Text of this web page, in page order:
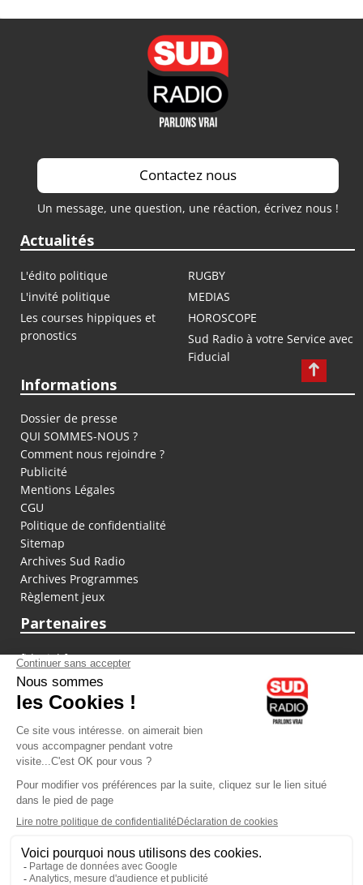
Contactez nous
Un message, une question, une réaction, écrivez nous !
Actualités
L'édito politique
RUGBY
L'invité politique
MEDIAS
Les courses hippiques et
pronostics
HOROSCOPE
Sud Radio à votre Service avec
Fiducial
Informations
Dossier de presse
QUI SOMMES-NOUS ?
Comment nous rejoindre ?
Publicité
Mentions Légales
CGU
Politique de confidentialité
Sitemap
Archives Sud Radio
Archives Programmes
Règlement jeux
Partenaires
fiducial.fr
lyoncapitale.fr
olympique-et-lyonnais.com
L'application Iphone / Android
Téléchargez l'application
Les cookies
Gestion des cookies